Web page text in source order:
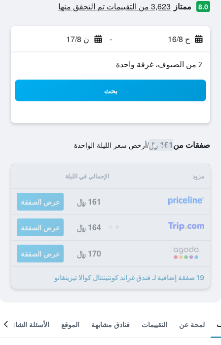
8.0 ممتاز 3,623 من التقييمات تم التحقق منها
ح 16/8 - ن 17/8
2 من الضيوف، غرفة واحدة
بحث
صفقات من161 ﷼ /أرخص سعر الليلة الواحدة
مزود الإجمالي في الليلة
161 ﷼ عرض الصفقة
164 ﷼ عرض الصفقة
170 ﷼ عرض الصفقة
19 صفقة إضافية لـ فندق غراند كونتيننتال كوالا تيرينغانو
لمحة عن التقييمات فنادق مشابهة الموقع الأسئلة الشائعة